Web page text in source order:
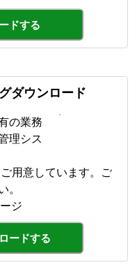
ドする
ダウンロード
の業務
理シス
用意しています。ご
。
ジ
ードする